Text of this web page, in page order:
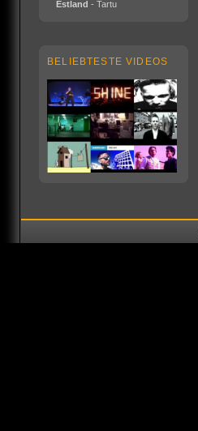
Estland - Tartu
BELIEBTESTE VIDEOS